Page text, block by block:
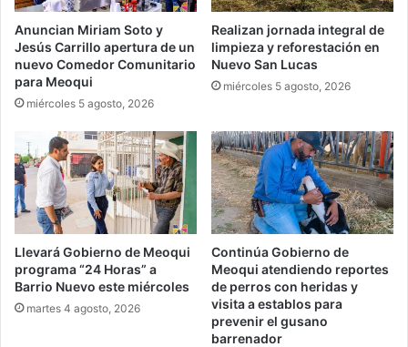
Anuncian Miriam Soto y
Jesús Carrillo apertura de un
nuevo Comedor Comunitario
para Meoqui
miércoles 5 agosto, 2026
Realizan jornada integral de
limpieza y reforestación en
Nuevo San Lucas
miércoles 5 agosto, 2026
Llevará Gobierno de Meoqui
programa “24 Horas” a
Barrio Nuevo este miércoles
martes 4 agosto, 2026
Continúa Gobierno de
Meoqui atendiendo reportes
de perros con heridas y
visita a establos para
prevenir el gusano
barrenador